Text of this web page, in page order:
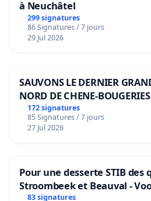
à Neuchâtel
299 signatures
86 Signatures / 7 jours
29 Jul 2026
SAUVONS LE DERNIER
NORD DE CHENE-BOUGERIES
172 signatures
85 Signatures / 7 jours
27 Jul 2026
Pour une desserte STIB des
Stroombeek et Beauval -
83 signatures